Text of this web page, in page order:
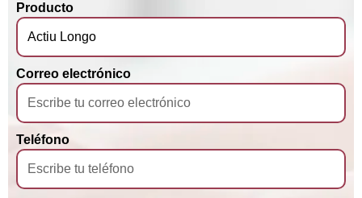
Producto
Correo electrónico
Teléfono